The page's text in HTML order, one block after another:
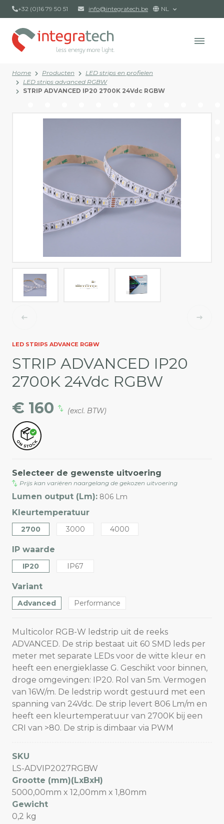
+32 (0)16 79 50 51 info@integratech.be NL
Home Producten
LED strips en profielen
LED strips advanced RGBW
STRIP ADVANCED IP20 2700K 24Vdc RGBW
LED STRIPS ADVANCE RGBW
STRIP ADVANCED IP20
2700K 24Vdc RGBW
€ 160
(excl. BTW)
Selecteer de gewenste uitvoering
Prijs kan variëren naargelang de gekozen uitvoering
Lumen output (Lm): 806 Lm
Kleurtemperatuur
2700 3000 4000
IP waarde
IP20 IP67
Variant
Advanced Performance
Multicolor RGB-W ledstrip uit de reeks
ADVANCED. De strip bestaat uit 60 SMD leds per
meter met separate LEDs voor de witte kleur en
heeft een energieklasse G. Geschikt voor binnen,
droge omgevingen: IP20. Rol van 5m. Vermogen
van 16W/m. De ledstrip wordt gestuurd met een
spanning van 24Vdc. De strip levert 806 Lm/m en
heeft een kleurtemperatuur van 2700K bij een
CRI van >80. De strip is dimbaar via PWM
SKU
LS-ADVIP2027RGBW
Grootte (mm)(LxBxH)
5000,00mm x 12,00mm x 1,80mm
Gewicht
0,2 kg